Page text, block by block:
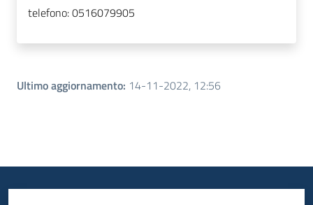
telefono:0516079905
Ultimo aggiornamento: 14-11-2022, 12:56